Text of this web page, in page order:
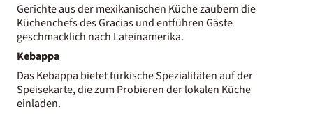
Gerichte aus der mexikanischen Küche zaubern die
Küchenchefs des Gracias und entführen Gäste
geschmacklich nach Lateinamerika.
Kebappa
Das Kebappa bietet türkische Spezialitäten auf der
Speisekarte, die zum Probieren der lokalen Küche
einladen.